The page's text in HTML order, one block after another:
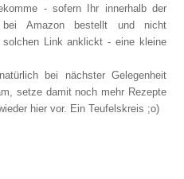
- sofern Ihr innerhalb der
Amazon bestellt und nicht
Link anklickt - eine kleine
bei nächster Gelegenheit
setze damit noch mehr Rezepte
hier vor. Ein Teufelskreis ;o)